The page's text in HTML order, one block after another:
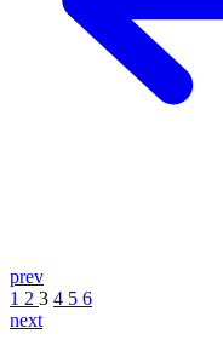
prev
1 2 3 4 5 6
next